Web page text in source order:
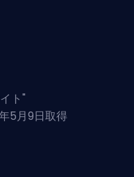
ト"
5月9日取得